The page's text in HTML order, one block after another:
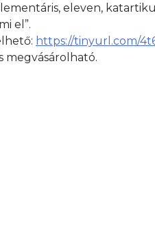
eleven,
el”.
https://tinyurl.com/
megvásárolható.